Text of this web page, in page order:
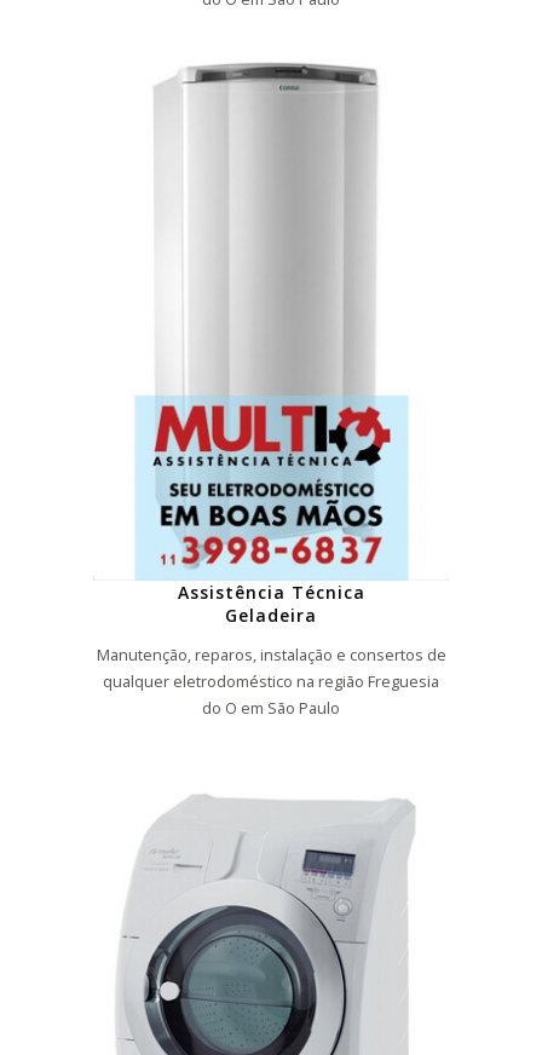
Assistência Técnica
Geladeira
Manutenção, reparos, instalação e consertos de
qualquer eletrodoméstico na região Freguesia
do O em São Paulo